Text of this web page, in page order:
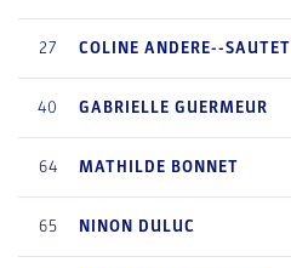
27 COLINE ANDERE--SAUTET
40 GABRIELLE GUERMEUR
64 MATHILDE BONNET
65 NINON DULUC